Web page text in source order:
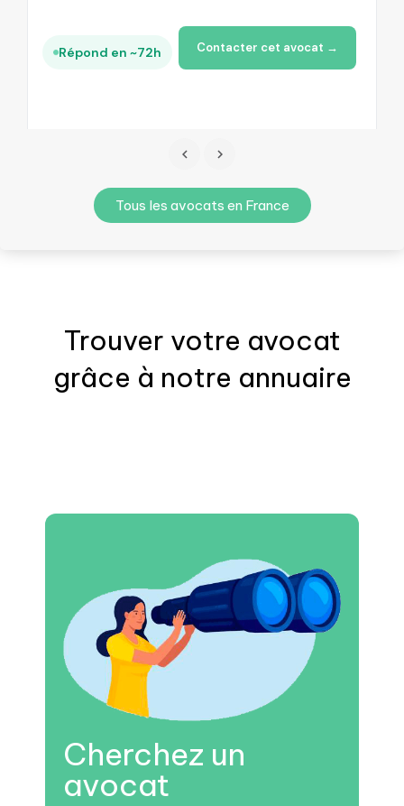
Répond en ~72h Contacter cet avocat →
Tous les avocats en France
Trouver votre avocat
grâce à notre annuaire
Cherchez un
avocat